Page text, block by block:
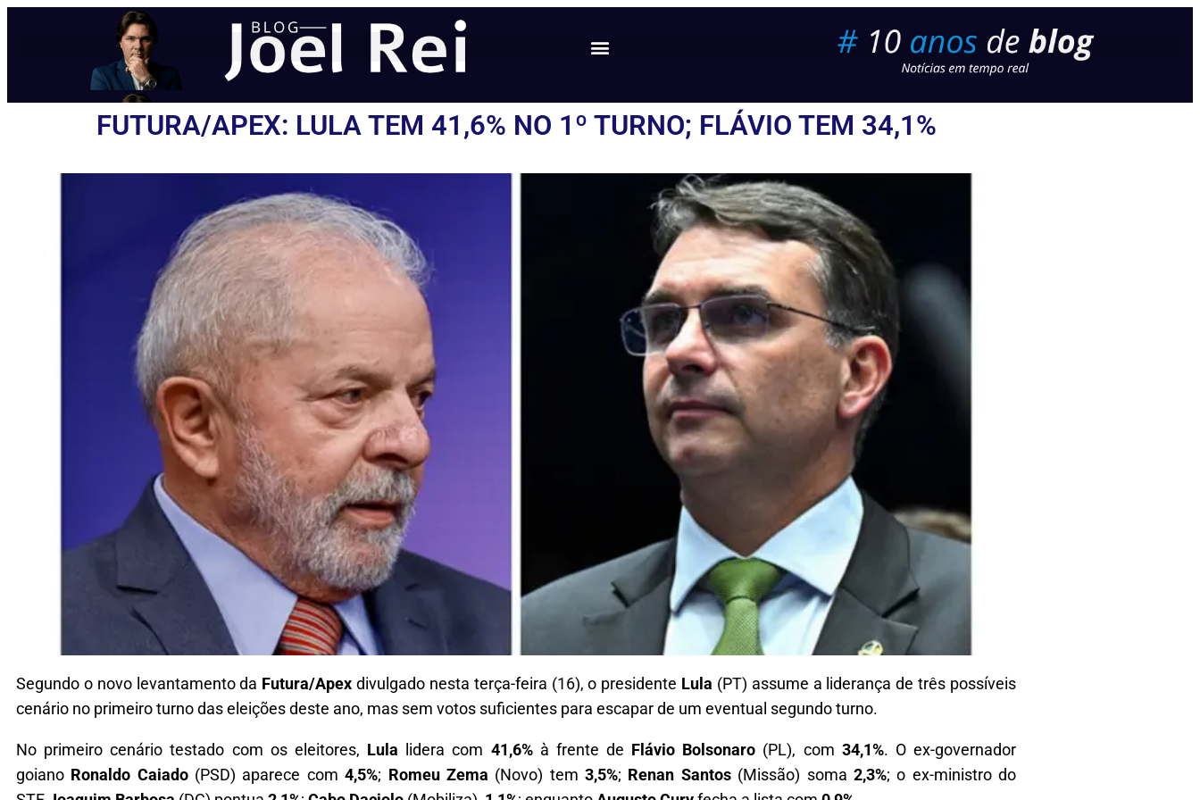
FUTURA/APEX: LULA TEM 41,6% NO 1º TURNO; FLÁVIO TEM 34,1%
Segundo o novo levantamento da Futura/Apex divulgado nesta terça-feira (16), o presidente Lula (PT) assume a liderança de três possíveis
cenário no primeiro turno das eleições deste ano, mas sem votos suficientes para escapar de um eventual segundo turno.
No primeiro cenário testado com os eleitores, Lula lidera com 41,6%à frente de Flávio Bolsonaro (PL), com 34,1%. O ex-governador
goiano Ronaldo Caiado(PSD) aparece com4,5%; Romeu Zema (Novo) tem3,5%; Renan Santos(Missão) soma 2,3%; o ex-ministro do